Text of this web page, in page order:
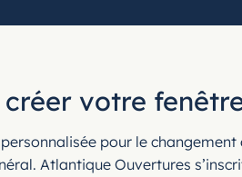
votre
pour le
Atlantique Ouvertures